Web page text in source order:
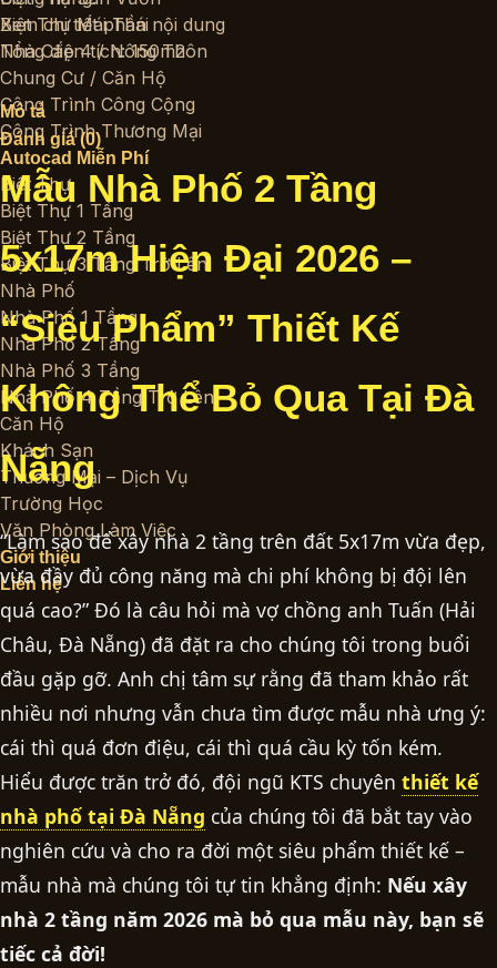
Biệt Thự Mái Thái
Nhà Cấp 4 / Nông Thôn
Chung Cư / Căn Hộ
Công Trình Công Cộng
Công Trình Thương Mại
Autocad Miễn Phí
Biệt Thự
Biệt Thự 1 Tầng
Biệt Thự 2 Tầng
Biệt Thự 3 Tầng Trở Lên
Nhà Phố
Nhà Phố 1 Tầng
Nhà Phố 2 Tầng
Nhà Phố 3 Tầng
Nhà Phố 4 Tầng Trở Lên
Căn Hộ
Khách Sạn
Thương Mại – Dịch Vụ
Trường Học
Văn Phòng Làm Việc
Giới thiệu
Liên hệ
Xem chi tiết phần nội dung
Tổng diện tích: 150m2
Mô tả
Đánh giá (0)
Mẫu Nhà Phố 2 Tầng
5x17m Hiện Đại 2026 –
“Siêu Phẩm” Thiết Kế
Không Thể Bỏ Qua Tại Đà
Nẵng
“Làm sao để xây nhà 2 tầng trên đất 5x17m vừa đẹp,
vừa đầy đủ công năng mà chi phí không bị đội lên
quá cao?” Đó là câu hỏi mà vợ chồng anh Tuấn (Hải
Châu, Đà Nẵng) đã đặt ra cho chúng tôi trong buổi
đầu gặp gỡ. Anh chị tâm sự rằng đã tham khảo rất
nhiều nơi nhưng vẫn chưa tìm được mẫu nhà ưng ý:
cái thì quá đơn điệu, cái thì quá cầu kỳ tốn kém.
Hiểu được trăn trở đó, đội ngũ KTS chuyên thiết kế
nhà phố tại Đà Nẵng của chúng tôi đã bắt tay vào
nghiên cứu và cho ra đời một siêu phẩm thiết kế –
mẫu nhà mà chúng tôi tự tin khẳng định: Nếu xây
nhà 2 tầng năm 2026 mà bỏ qua mẫu này, bạn sẽ
tiếc cả đời!